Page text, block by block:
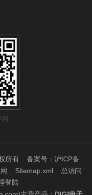
权所有备案号：沪ICP备
Sitemap.xml 总访问
登陆